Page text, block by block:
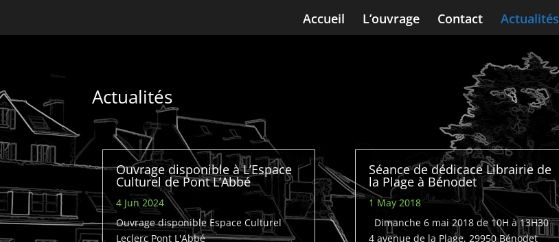
Accueil L’ouvrage Contact Actualités
Actualités
Ouvrage disponible à L’Espace
Culturel de Pont L’Abbé
4 Jun 2024
Ouvrage disponible Espace Culturel
Leclerc Pont L'Abbé
Séance de dédicace Librairie de
la Plage à Bénodet
1 May 2018
Dimanche 6 mai 2018 de 10H à 13H30
4 avenue de la Plage, 29950 Bénodet